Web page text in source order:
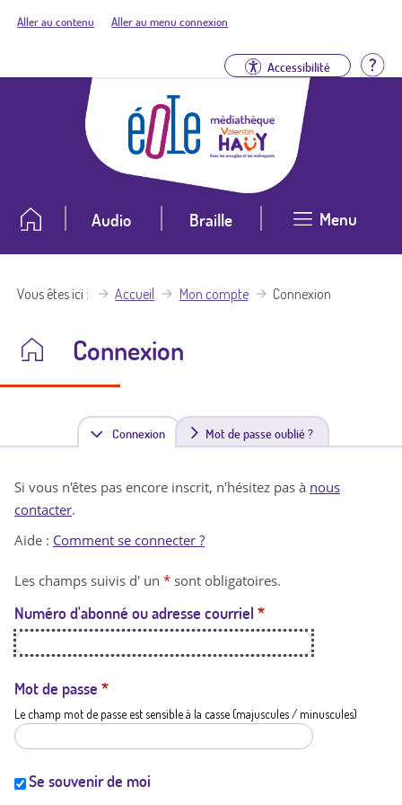
Aller au contenu Aller au menu connexion
Accessibilité
Audio Braille Menu
Vous êtes ici Accueil Mon compte Connexion
Connexion
Connexion(
n
t
a
t
i
Mot de passe oublié ?
Si vous n'êtes pas encore inscrit, n'hésitez pas à nous
contacter.
Aide : Comment se connecter ?
Les champs suivis d' un * sont obligatoires.
Numéro d'abonné ou adresse courriel *
Mot de passe *
Le champ mot de passe est sensible à la casse (majuscules / minuscules)
Se souvenir de moi